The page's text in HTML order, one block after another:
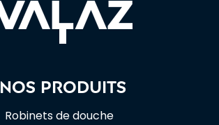
Nos produits
Robinets de douche